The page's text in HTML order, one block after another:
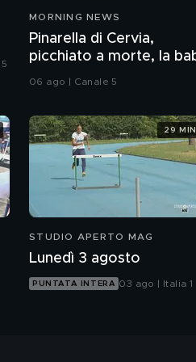
Virus:
MORNING NEWS
Pinarella di Cervia,
picchiato a morte, la
gang in una telecamera
06 ago | Canale 5
STUDIO APERTO MAG
Lunedì 3 agosto
PUNTATA INTERA 03 ago | Italia 1
29 MIN